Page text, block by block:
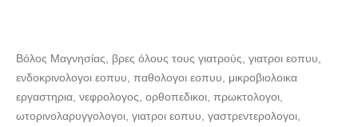
Βόλος Μαγνησίας, βρες όλους τους γιατρούς, γιατροι εοπυυ,
ενδοκρινολογοι εοπυυ, παθολογοι εοπυυ, μικροβιολοικα
εργαστηρια, νεφρολογος, ορθοπεδικοι, πρωκτολογοι,
ωτορινολαρυγγολογοι, γιατροι εοπυυ, γαστρεντερολογοι,